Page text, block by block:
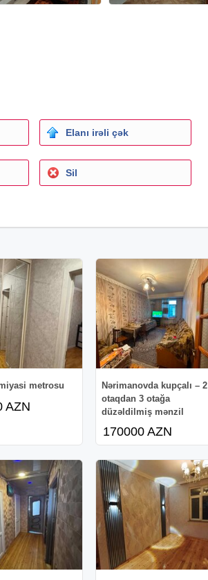
Elanı irəli çək
Sil
metrosu
AZN
Nərimanovda kupçalı – 2
otaqdan 3 otağa
düzəldilmiş mənzil
170000 AZN